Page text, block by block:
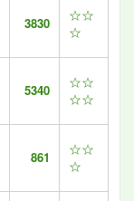
3830
☆☆
☆
5340
☆☆
☆☆
861
☆☆
☆